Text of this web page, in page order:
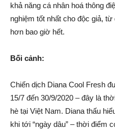
khả năng cá nhân hoá thông
nghiệm tốt nhất cho độc giả,
hơn bao giờ hết.
Bối cảnh:
Chiến dịch Diana Cool Fresh
15/7 đến 30/9/2020 – đây là
hè tại Việt Nam. Diana thấu
khi tới “ngày dâu” – thời điểm